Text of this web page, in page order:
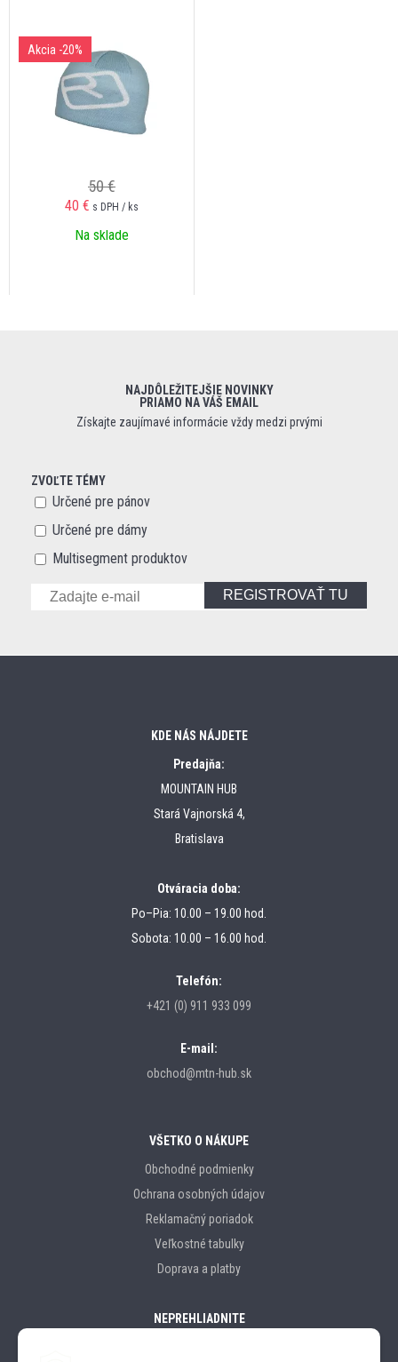
Akcia -20%
50 €
40 € s DPH / ks
Na sklade
NAJDÔLEŽITEJŠIE NOVINKY
PRIAMO NA VÁŠ EMAIL
Získajte zaujímavé informácie vždy medzi prvými
ZVOĽTE TÉMY
Určené pre pánov
Určené pre dámy
Multisegment produktov
REGISTROVAŤ TU
KDE NÁS NÁJDETE
Predajňa:
MOUNTAIN HUB
Stará Vajnorská 4,
Bratislava
Otváracia doba:
Po–Pia: 10.00 – 19.00 hod.
Sobota: 10.00 – 16.00 hod.
Telefón:
+421 (0) 911 933 099
E-mail:
obchod@mtn-hub.sk
VŠETKO O NÁKUPE
Obchodné podmienky
Ochrana osobných údajov
Reklamačný poriadok
Veľkostné tabulky
Doprava a platby
NEPREHLIADNITE